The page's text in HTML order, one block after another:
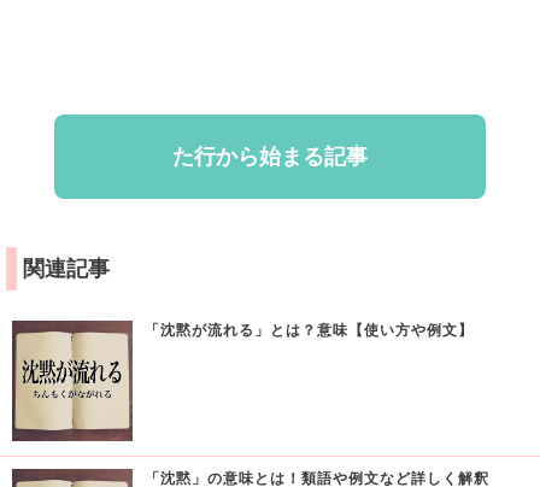
た行から始まる記事
関連記事
「沈黙が流れる」とは？意味【使い方や例文】
「沈黙」の意味とは！類語や例文など詳しく解釈